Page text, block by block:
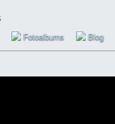
Fotoalbums Blog